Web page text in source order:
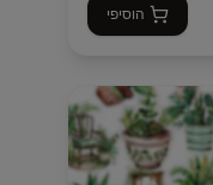
הוסיפי